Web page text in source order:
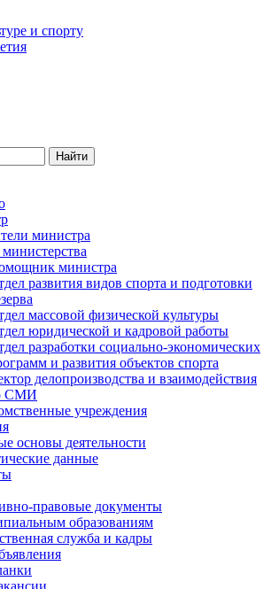
и спорту
министра
министра
развития видов спорта и подготовки
массовой физической культуры
юридической и кадровой работы
разработки социально-экономических
и развития объектов спорта
делопроизводства и взаимодействия
СМИ
учреждения
основы деятельности
данные
правовые документы
образованиям
служба и кадры